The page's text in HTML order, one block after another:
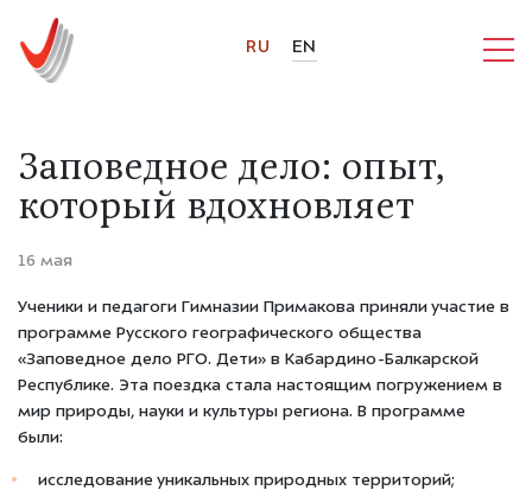
RU EN
Заповедное дело: опыт,
который вдохновляет
16 мая
Ученики и педагоги Гимназии Примакова приняли участие в
программе Русского географического общества
«Заповедное дело РГО. Дети» в Кабардино-Балкарской
Республике. Эта поездка стала настоящим погружением в
мир природы, науки и культуры региона. В программе
были:
исследование уникальных природных территорий;